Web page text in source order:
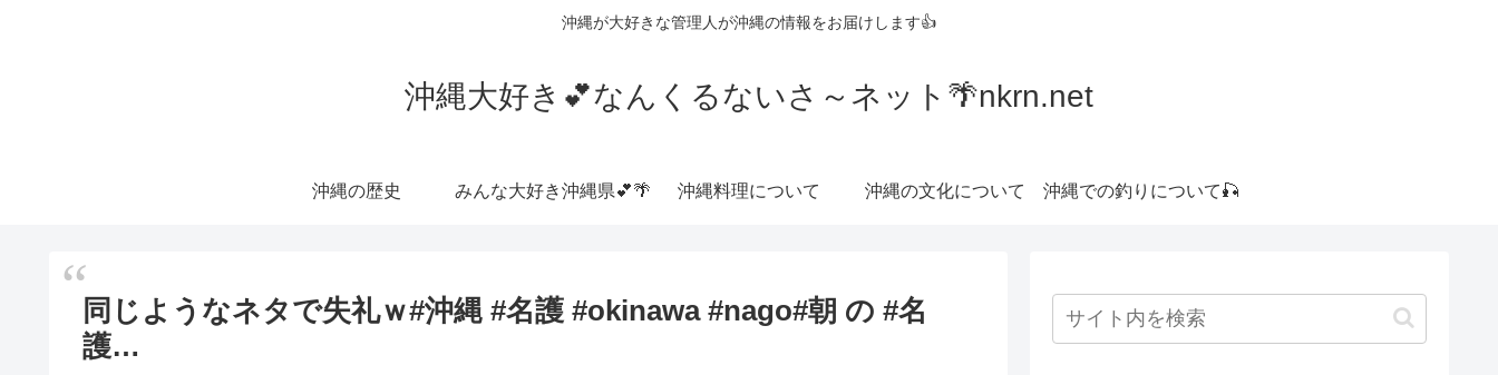
沖縄が大好きな管理人が沖縄の情報をお届けします👍
沖縄大好き💕なんくるないさ～ネット🌴nkrn.net
沖縄の歴史 みんな大好き沖縄県💕🌴 沖縄料理について 沖縄の文化について 沖縄での釣りについて🎣
同じようなネタで失礼ｗ#沖縄 #名護 #okinawa #nago#朝 の #名
護…